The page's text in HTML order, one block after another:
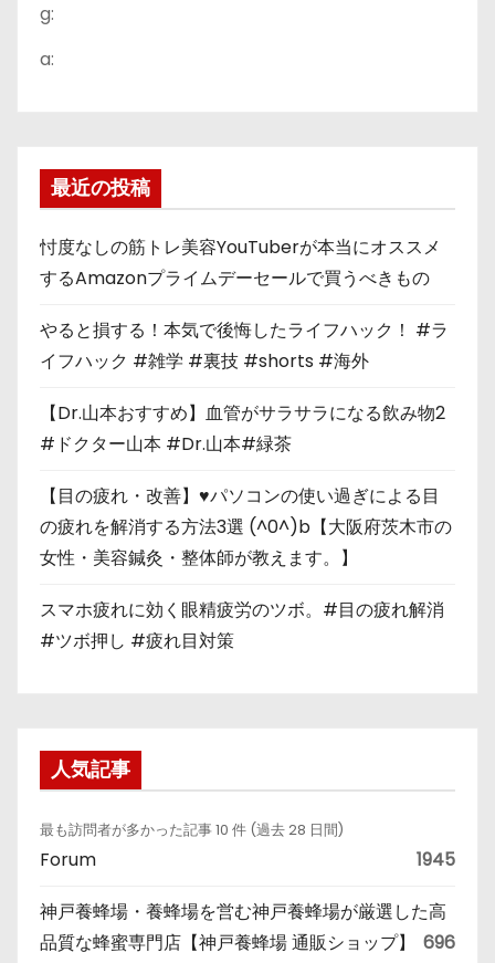
g:
a:
最近の投稿
忖度なしの筋トレ美容YouTuberが本当にオススメ
するAmazonプライムデーセールで買うべきもの
やると損する！本気で後悔したライフハック！ #ラ
イフハック #雑学 #裏技 #shorts #海外
【Dr.山本おすすめ】血管がサラサラになる飲み物2
#ドクター山本 #Dr.山本#緑茶
【目の疲れ・改善】♥パソコンの使い過ぎによる目
の疲れを解消する方法3選 (^0^)b【大阪府茨木市の
女性・美容鍼灸・整体師が教えます。】
スマホ疲れに効く眼精疲労のツボ。#目の疲れ解消
#ツボ押し #疲れ目対策
人気記事
最も訪問者が多かった記事 10 件 (過去 28 日間)
Forum 1945
神戸養蜂場・養蜂場を営む神戸養蜂場が厳選した高
品質な蜂蜜専門店【神戸養蜂場 通販ショップ】
696